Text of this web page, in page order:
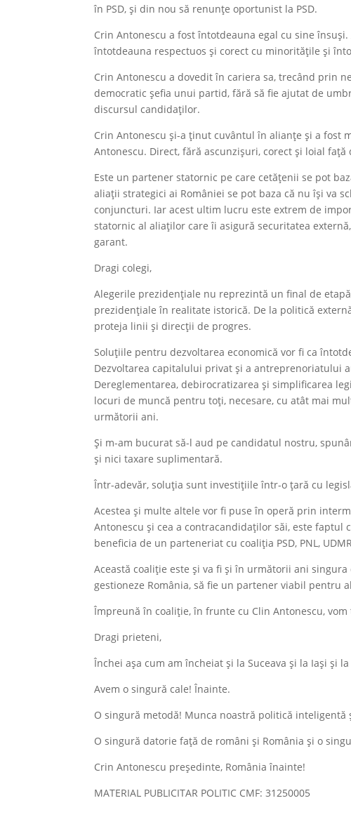
în PSD, și din nou să renunțe oportunist la PSD.
Crin Antonescu a fost întotdeauna egal cu sine
întotdeauna respectuos și corect cu minoritățile și
Crin Antonescu a dovedit în cariera sa, trecând prin
democratic șefia unui partid, fără să fie ajutat de
discursul candidaților.
Crin Antonescu și-a ținut cuvântul în alianțe și a fost
Antonescu. Direct, fără ascunzișuri, corect și loial
Este un partener statornic pe care cetățenii se pot
aliații strategici ai României se pot baza că nu își va
conjuncturi. Iar acest ultim lucru este extrem de
statornic al aliaților care îi asigură securitatea
garant.
Dragi colegi,
Alegerile prezidențiale nu reprezintă un final de
prezidențiale în realitate istorică. De la politică
proteja linii și direcții de progres.
Soluțiile pentru dezvoltarea economică vor fi ca
Dezvoltarea capitalului privat și a antreprenoriatului
Dereglementarea, debirocratizarea și simplificarea
locuri de muncă pentru toți, necesare, cu atât mai
următorii ani.
Și m-am bucurat să-l aud pe candidatul nostru,
și nici taxare suplimentară.
Într-adevăr, soluția sunt investițiile într-o țară cu
Acestea și multe altele vor fi puse în operă prin
Antonescu și cea a contracandidaților săi, este faptul
beneficia de un parteneriat cu coaliția PSD, PNL,
Această coaliție este și va fi și în următorii ani
gestioneze România, să fie un partener viabil pentru
Împreună în coaliție, în frunte cu Clin Antonescu,
Dragi prieteni,
Închei așa cum am încheiat și la Suceava și la Iași și
Avem o singură cale! Înainte.
O singură metodă! Munca noastră politică inteligentă
O singură datorie față de români și România și o
Crin Antonescu președinte, România înainte!
MATERIAL PUBLICITAR POLITIC CMF: 31250005